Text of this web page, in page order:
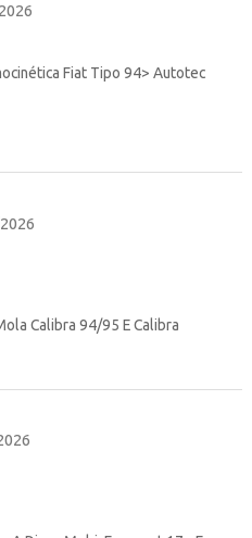
Fiat Tipo 94> Autotec
Calibra 94/95 E Calibra